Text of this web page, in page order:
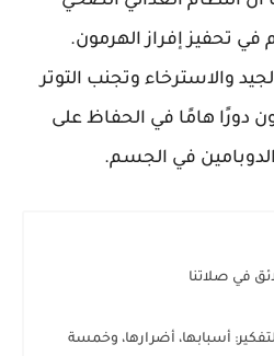
في تحفيز إفراز الهرمون.
والاسترخاء وتجنب التوتر
دورًا هامًا في الحفاظ على
في الجسم.
في صلاتنا
أسبابها، أضرارها، وخمسة